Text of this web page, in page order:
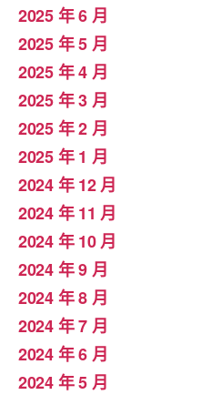
2025 年 6 月
2025 年 5 月
2025 年 4 月
2025 年 3 月
2025 年 2 月
2025 年 1 月
2024 年 12 月
2024 年 11 月
2024 年 10 月
2024 年 9 月
2024 年 8 月
2024 年 7 月
2024 年 6 月
2024 年 5 月